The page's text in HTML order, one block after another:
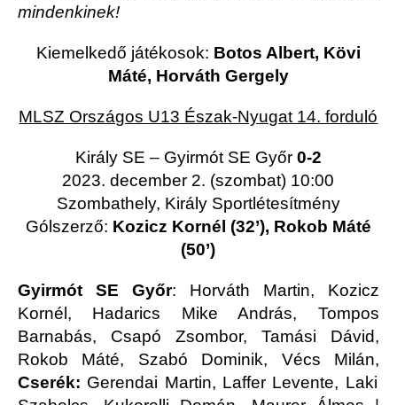
mindenkinek!
Kiemelkedő játékosok: Botos Albert, Kövi
Máté, Horváth Gergely
MLSZ Országos U13 Észak-Nyugat 14. forduló
Király SE – Gyirmót SE Győr 0-2
2023. december 2. (szombat) 10:00
Szombathely, Király Sportlétesítmény
Gólszerző: Kozicz Kornél (32’), Rokob Máté
(50’)
Gyirmót SE Győr: Horváth Martin, Kozicz
Kornél, Hadarics Mike András, Tompos
Barnabás, Csapó Zsombor, Tamási Dávid,
Rokob Máté, Szabó Dominik, Vécs Milán,
Cserék: Gerendai Martin, Laffer Levente, Laki